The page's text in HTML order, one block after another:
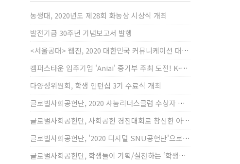
농생대, 2020년도 제28회 화농상 시상식 개최
발전기금 30주년 기념보고서 발행
<서울공대> 웹진, 2020 대한민국 커뮤니케이션 대상 창간사보 부문 최우수상 선정
캠퍼스타운 입주기업 'Aniai' 중기부 주최 도전! K-스타트업 대상 수상
다양성위원회, 학생 인턴십 3기 수료식 개최
글로벌사회공헌단, 2020 샤눔리더스클럽 수상자 시상
글로벌사회공헌단, 사회공헌 경진대회로 참신한 아이디어 발굴, 지원
글로벌사회공헌단, '2020 디지털 SNU공헌단'으로 새로운 사회공헌에 도전
글로벌사회공헌단, 학생들이 기획/실천하는 ‘학생사회공헌단 프로젝트’ 진행